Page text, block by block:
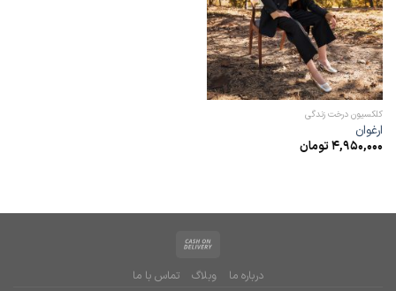
کلکسیون درخت زندگی
ارغوان
4,950,000تومان
درباره ما وبلاگ تماس با ما